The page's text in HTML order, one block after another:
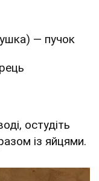
— пучок
остудіть
із яйцями.